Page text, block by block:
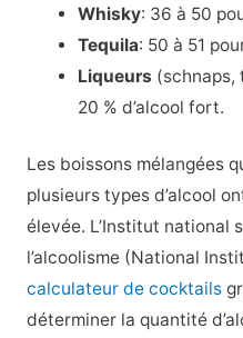
Whisky: 36 à 50
Tequila: 50 à 51
Liqueurs (schnaps,
20 % d’alcool fort.
Les boissons mélangées
plusieurs types d’alcool
élevée. L’Institut national
l’alcoolisme (National
calculateur de cocktails
déterminer la quantité